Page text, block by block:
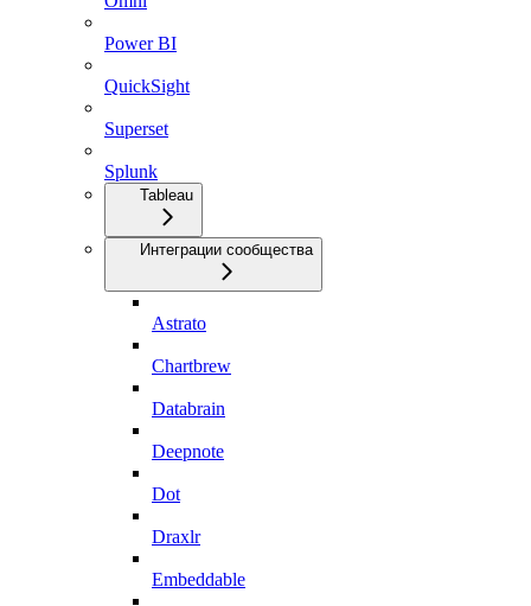
Power BI
QuickSight
Superset
Splunk
Tableau
Интеграции сообщества
Astrato
Chartbrew
Databrain
Deepnote
Dot
Draxlr
Embeddable